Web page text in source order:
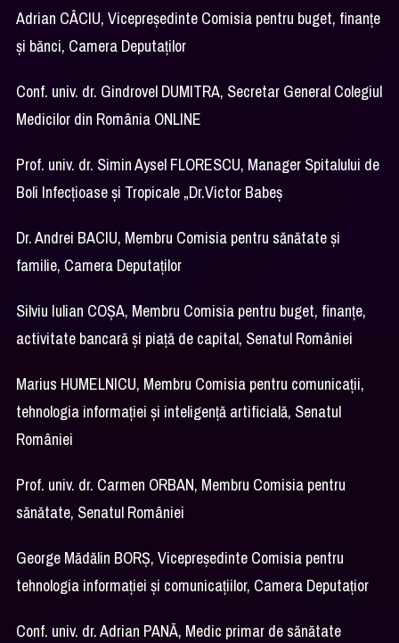
Adrian CÂCIU, Vicepreședinte Comisia pentru buget, finanțe
și bănci, Camera Deputaților
Conf. univ. dr. Gindrovel DUMITRA, Secretar General Colegiul
Medicilor din România ONLINE
Prof. univ. dr. Simin Aysel FLORESCU, Manager Spitalului de
Boli Infecțioase și Tropicale „Dr.Victor Babeș
Dr. Andrei BACIU, Membru Comisia pentru sănătate și
familie, Camera Deputaților
Silviu Iulian COȘA, Membru Comisia pentru buget, finanțe,
activitate bancară și piață de capital, Senatul României
Marius HUMELNICU, Membru Comisia pentru comunicații,
tehnologia informației și inteligență artificială, Senatul
României
Prof. univ. dr. Carmen ORBAN, Membru Comisia pentru
sănătate, Senatul României
George Mădălin BORȘ, Vicepreședinte Comisia pentru
tehnologia informației și comunicațiilor, Camera Deputațior
Conf. univ. dr. Adrian PANĂ, Medic primar de sănătate